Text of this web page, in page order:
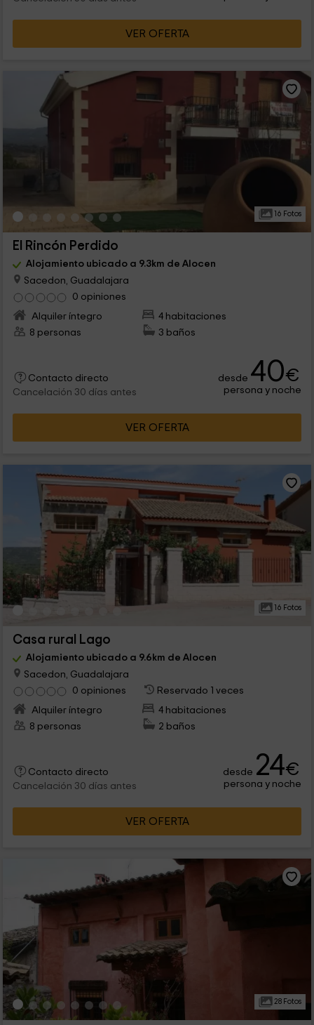
VER OFERTA
16 Fotos
El Rincón Perdido
Alojamiento ubicado a 9.3km de Alocen
Sacedon, Guadalajara
0 opiniones
Alquiler íntegro
4 habitaciones
8 personas
3 baños
Contacto directo
Cancelación 30 días antes
desde 40€
persona y noche
VER OFERTA
16 Fotos
Casa rural Lago
Alojamiento ubicado a 9.6km de Alocen
Sacedon, Guadalajara
0 opiniones
Reservado 1 veces
Alquiler íntegro
4 habitaciones
8 personas
2 baños
Contacto directo
Cancelación 30 días antes
desde 24€
persona y noche
VER OFERTA
28 Fotos